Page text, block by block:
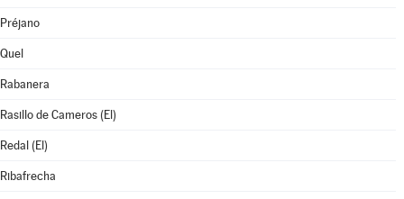
Préjano
Quel
Rabanera
Rasillo de Cameros (El)
Redal (El)
Ribafrecha